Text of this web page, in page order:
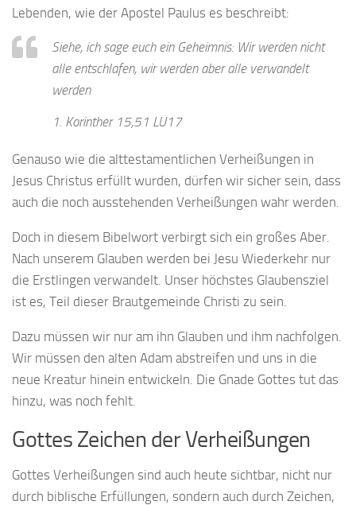
Lebenden, wie der Apostel Paulus es beschreibt:
Siehe, ich sage euch ein Geheimnis: Wir werden nicht
alle entschlafen, wir werden aber alle verwandelt
werden
1. Korinther 15,51 LU17
Genauso wie die alttestamentlichen Verheißungen in
Jesus Christus erfüllt wurden, dürfen wir sicher sein, dass
auch die noch ausstehenden Verheißungen wahr werden.
Doch in diesem Bibelwort verbirgt sich ein großes Aber.
Nach unserem Glauben werden bei Jesu Wiederkehr nur
die Erstlingen verwandelt. Unser höchstes Glaubensziel
ist es, Teil dieser Brautgemeinde Christi zu sein.
Dazu müssen wir nur am ihn Glauben und ihm nachfolgen.
Wir müssen den alten Adam abstreifen und uns in die
neue Kreatur hinein entwickeln. Die Gnade Gottes tut das
hinzu, was noch fehlt.
Gottes Zeichen der Verheißungen
Gottes Verheißungen sind auch heute sichtbar, nicht nur
durch biblische Erfüllungen, sondern auch durch Zeichen,